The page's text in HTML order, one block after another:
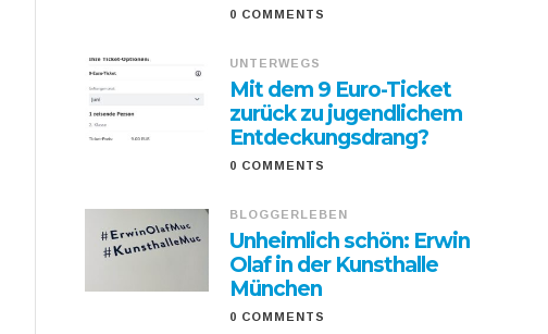
0 COMMENTS
UNTERWEGS
Mit dem 9 Euro-Ticket
zurück zu jugendlichem
Entdeckungsdrang?
0 COMMENTS
BLOGGERLEBEN
Unheimlich schön: Erwin
Olaf in der Kunsthalle
München
0 COMMENTS